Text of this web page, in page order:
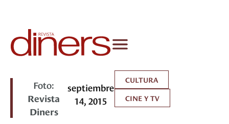
Foto:
Revista
Diners
septiembre
14, 2015
CULTURA
CINE Y TV